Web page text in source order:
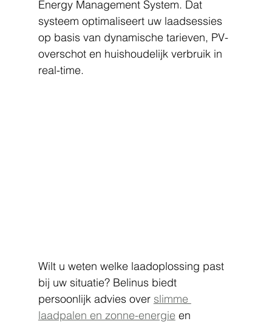
Energy Management System. Dat
systeem optimaliseert uw laadsessies
op basis van dynamische tarieven, PV-
overschot en huishoudelijk verbruik in
real-time.
Wilt u weten welke laadoplossing past
bij uw situatie? Belinus biedt
persoonlijk advies over slimme
laadpalen en zonne-energie en